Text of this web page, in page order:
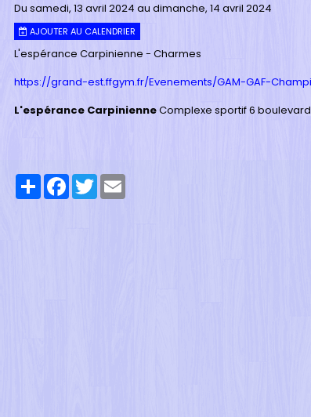
Du samedi, 13 avril 2024 au dimanche, 14 avril 2024
AJOUTER AU CALENDRIER
L'espérance Carpinienne - Charmes
https://grand-est.ffgym.fr/Evenements/GAM-GAF-
L'espérance CarpinienneComplexe sportif 6
PartagerFacebook
Twitter